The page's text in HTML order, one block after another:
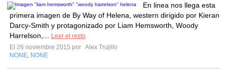
En linea nos llega esta
primera imagen de By Way of Helena, western dirigido por Kieran
Darcy-Smith y protagonizado por Liam Hemsworth, Woody
Harrelson,...
Leer el resto
El 26 noviembre 2015 por Alex Trujillo
NONE NONE